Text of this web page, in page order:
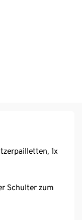
1x
Schulter zum